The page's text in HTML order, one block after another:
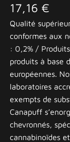
17,16 €
Qualité
conformes aux
: 0,2% /
produits à base
européennes.
laboratoires
exempts de
Canapuff
chevronnés,
cannabinoïdes